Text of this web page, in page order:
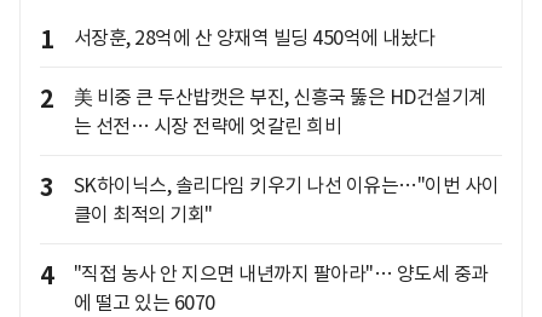
1 서장훈, 28억에 산 양재역 빌딩 450억에 내놨다
2
美 비중 큰 두산밥캣은 부진, 신흥국 뚫은 HD건설기계
는 선전… 시장 전략에 엇갈린 희비
3
SK하이닉스, 솔리다임 키우기 나선 이유는…"이번 사이
클이 최적의 기회"
4
"직접 농사 안 지으면 내년까지 팔아라"… 양도세 중과
에 떨고 있는 6070